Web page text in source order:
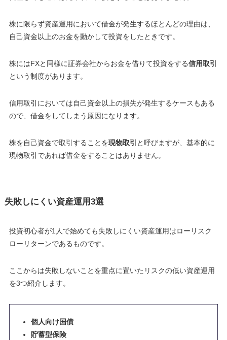
株に限らず資産運用において借金が発生するほとんどの理由は、
自己資金以上のお金を動かして投資をしたときです。
株にはFXと同様に証券会社からお金を借りて投資をする信用取引
という制度があります。
信用取引においては自己資金以上の損失が発生するケースもある
ので、借金をしてしまう原因になります。
株を自己資金で取引することを現物取引 と呼びますが、基本的に
現物取引であれば借金をすることはありません。
失敗しにくい資産運用3選
投資初心者が1人で始めても失敗しにくい資産運用はローリスク
ローリターンであるものです。
ここからは失敗しないことを重点に置いたリスクの低い資産運用
を3つ紹介します。
個人向け国債
貯蓄型保険